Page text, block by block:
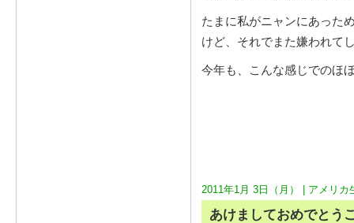
たまに私がニャンにあった
けど、それでまた嫌われて
今年も、こんな感じでのほ
2011年1月 3日（月） | アメリカ
あけましておめでとう